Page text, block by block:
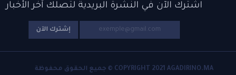
اشترك الآن في النشرة البريدية لتصلك آخر الأخبار
إشترك الآن
COPYRIGHT 2021 AGADIRINO.MA © جميع الحقوق محفوظة